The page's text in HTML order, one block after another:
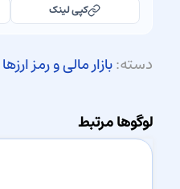
کپی لینک
دسته:بازار مالی و رمز ارزها
لوگوها مرتبط